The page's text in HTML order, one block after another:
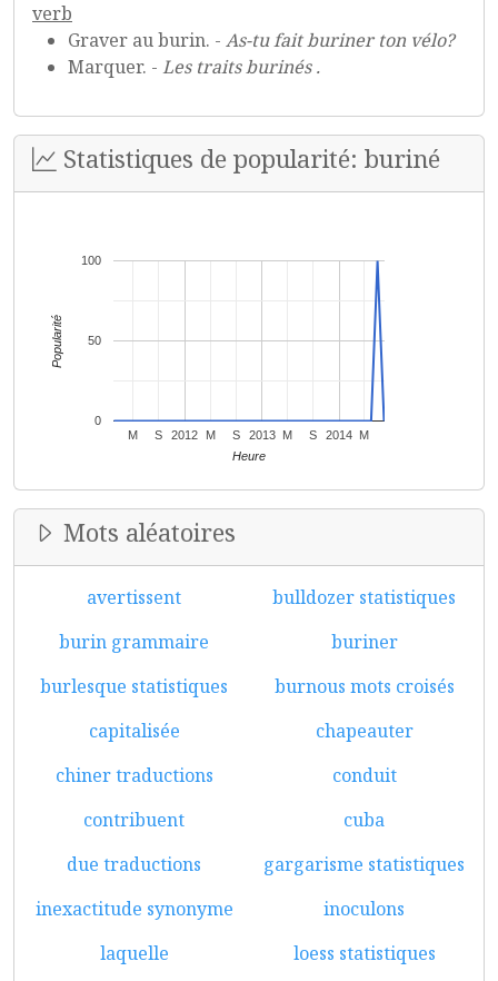
verb
Graver au burin. - As-tu fait buriner ton vélo?
Marquer. - Les traits burinés .
Statistiques de popularité: buriné
2012 2013 2014
M S M S M S M
0
50
100
Heure
Popularité
Mots aléatoires
avertissent
bulldozer statistiques
burin grammaire
buriner
burlesque statistiques
burnous mots croisés
capitalisée
chapeauter
chiner traductions
conduit
contribuent
cuba
due traductions
gargarisme statistiques
inexactitude synonyme
inoculons
laquelle
loess statistiques